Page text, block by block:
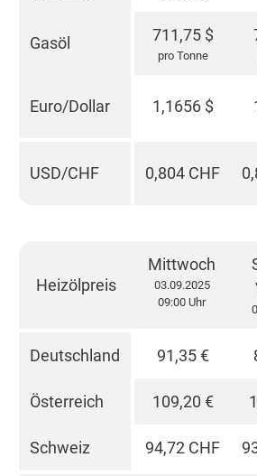
Gasöl 711,75$
pro Tonne
Euro/Dollar 1,1656$
USD/CHF 0,804 CHF
Heizölpreis
Mittwoch
03.09.2025
09:00 Uhr
Deutschland 91,35 €
Österreich 109,20 €
Schweiz 94,72 CHF